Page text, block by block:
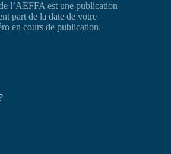
l’AEFFA est une publication
part de la date de votre
en cours de publication.